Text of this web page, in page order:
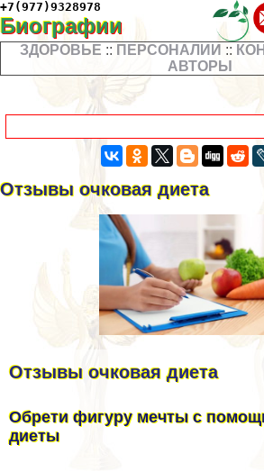
+7(977)9328978
Биографии
ЗДОРОВЬЕ :: ПЕРСОНАЛИИ ::
АВТОРЫ
Отзывы очковая диета
Отзывы очковая диета
Обрети фигуру мечты с
диеты